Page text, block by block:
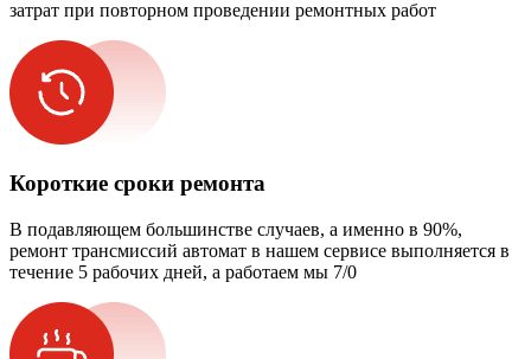
затрат при повторном проведении ремонтных работ
Короткие сроки ремонта
В подавляющем большинстве случаев, а именно в 90%,
ремонт трансмиссий автомат в нашем сервисе выполняется в
течение 5 рабочих дней, а работаем мы 7/0